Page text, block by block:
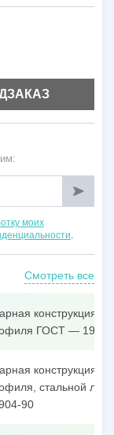
моих
.
Смотреть все
конструкция из
ГОСТ —
конструкция из
стальной
90